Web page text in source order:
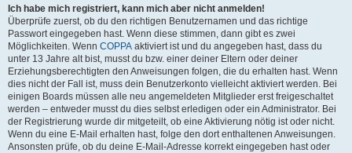
Ich habe mich registriert, kann mich aber nicht anmelden!
Überprüfe zuerst, ob du den richtigen Benutzernamen und das richtige
Passwort eingegeben hast. Wenn diese stimmen, dann gibt es zwei
Möglichkeiten. Wenn COPPA aktiviert ist und du angegeben hast, dass du
unter 13 Jahre alt bist, musst du bzw. einer deiner Eltern oder deiner
Erziehungsberechtigten den Anweisungen folgen, die du erhalten hast. Wenn
dies nicht der Fall ist, muss dein Benutzerkonto vielleicht aktiviert werden. Bei
einigen Boards müssen alle neu angemeldeten Mitglieder erst freigeschaltet
werden – entweder musst du dies selbst erledigen oder ein Administrator. Bei
der Registrierung wurde dir mitgeteilt, ob eine Aktivierung nötig ist oder nicht.
Wenn du eine E-Mail erhalten hast, folge den dort enthaltenen Anweisungen.
Ansonsten prüfe, ob du deine E-Mail-Adresse korrekt eingegeben hast oder